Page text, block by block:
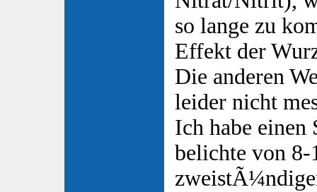
so lange zu
Effekt der
Die anderen
leider nicht
Ich habe einen
belichte von